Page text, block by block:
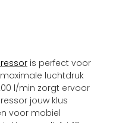
is perfect voor
luchtdruk
l/min zorgt ervoor
jouw klus
voor mobiel